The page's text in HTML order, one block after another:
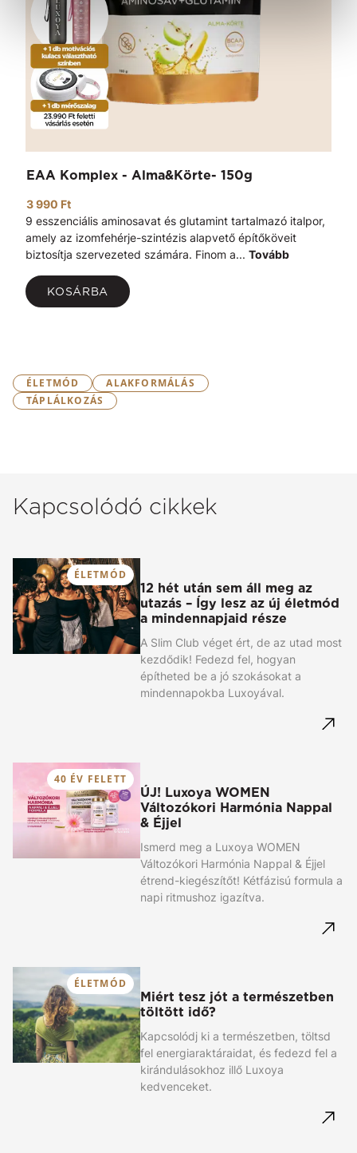
EAA Komplex - Alma&Körte- 150g
3 990 Ft
9 esszenciális aminosavat és glutamint tartalmazó italpor,
amely az izomfehérje-szintézis alapvető építőköveit
biztosítja szervezeted számára. Finom a... Tovább
KOSÁRBA
ÉLETMÓD
ALAKFORMÁLÁS
TÁPLÁLKOZÁS
Kapcsolódó cikkek
ÉLETMÓD
12 hét után sem áll meg az
utazás – Így lesz az új életmód
a mindennapjaid része
A Slim Club véget ért, de az utad most
kezdődik! Fedezd fel, hogyan
építheted be a jó szokásokat a
mindennapokba Luxoyával.
40 ÉV FELETT
ÚJ! Luxoya WOMEN
Változókori Harmónia Nappal
& Éjjel
Ismerd meg a Luxoya WOMEN
Változókori Harmónia Nappal & Éjjel
étrend-kiegészítőt! Kétfázisú formula a
napi ritmushoz igazítva.
ÉLETMÓD
Miért tesz jót a természetben
töltött idő?
Kapcsolódj ki a természetben, töltsd
fel energiaraktáraidat, és fedezd fel a
kirándulásokhoz illő Luxoya
kedvenceket.